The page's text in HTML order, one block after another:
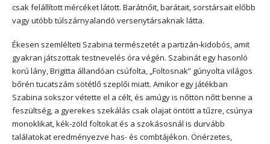
csak felállított mércéket látott. Barátnőit, barátait, sorstársait előbb
vagy utóbb túlszárnyalandó versenytársaknak látta.
Ékesen szemlélteti Szabina természetét a partizán-kidobós, amit
gyakran játszottak testnevelés óra végén. Szabinát egy hasonló
korú lány, Brigitta állandóan csúfolta, „Foltosnak” gúnyolta világos
bőrén tucatszám sötétlő szeplői miatt. Amikor egy játékban
Szabina sokszor vétette el a célt, és amúgy is nőttön nőtt benne a
feszültség, a gyerekes szekálás csak olajat öntött a tűzre, csúnya
monoklikat, kék-zöld foltokat és a szokásosnál is durvább
találatokat eredményezve has- és combtájékon. Önérzetes,